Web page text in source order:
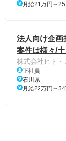
月給21万円～25
法人向け企画
案件は様々/
株式会社ヒト
正社員
石川県
月給22万円～34